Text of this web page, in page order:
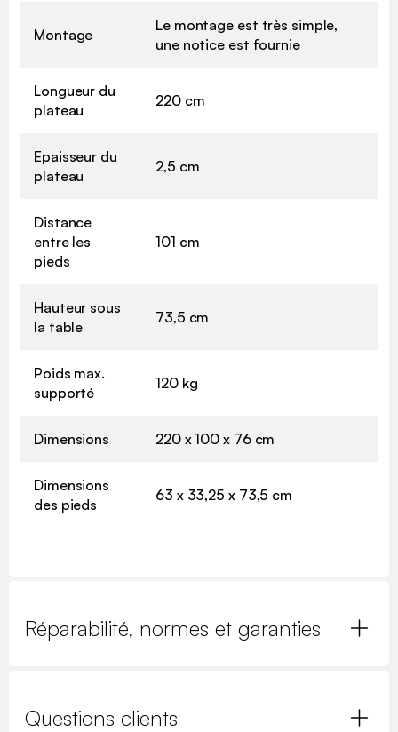
Montage
Le montage est très simple,
une notice est fournie
Longueur du
plateau
220 cm
Epaisseur du
plateau
2,5 cm
Distance
entre les
pieds
101 cm
Hauteur sous
la table
73,5 cm
Poids max.
supporté
120 kg
Dimensions 220 x 100 x 76 cm
Dimensions
des pieds
63 x 33,25 x 73,5 cm
Réparabilité, normes et garanties
Questions clients